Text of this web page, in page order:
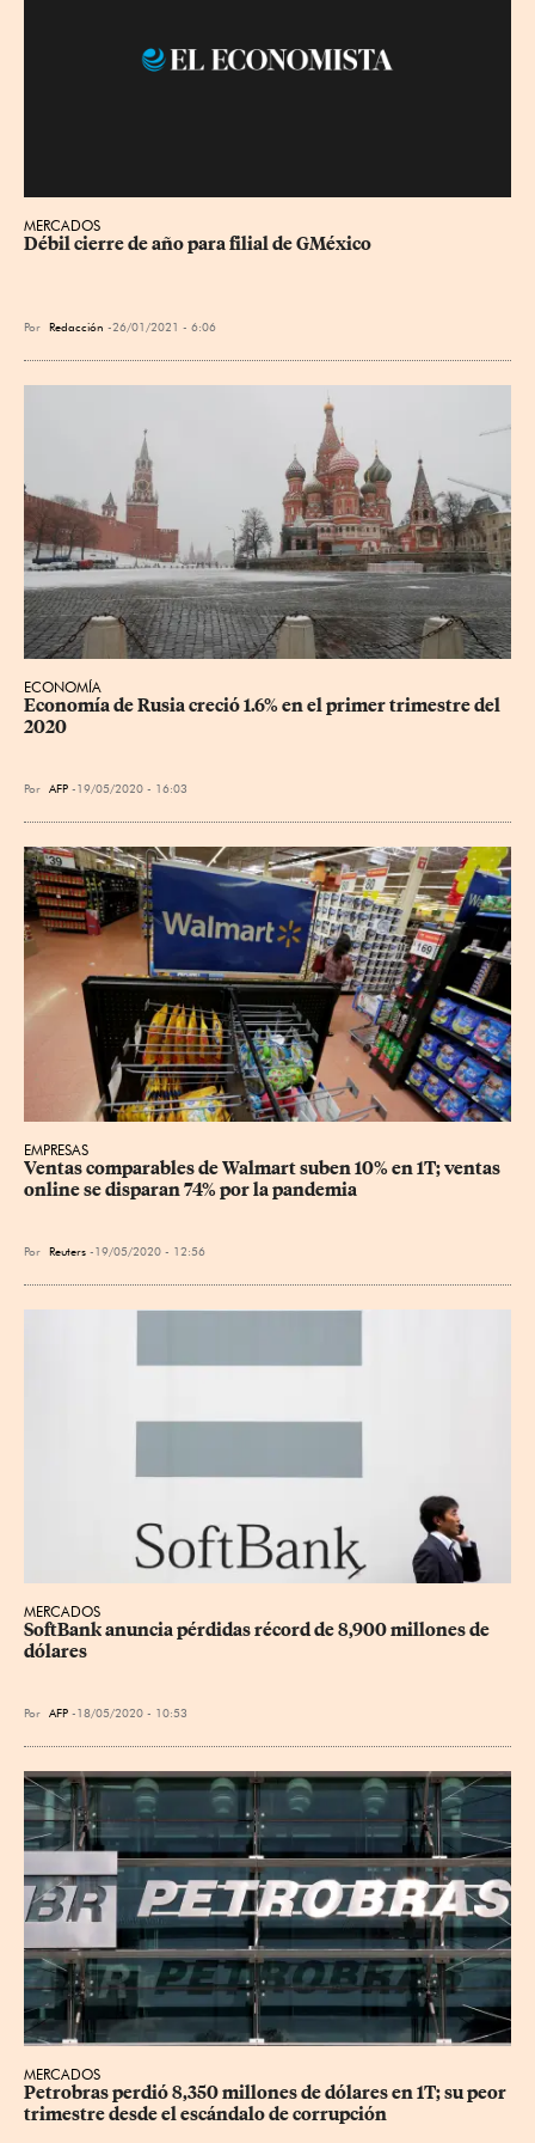
MERCADOS
Débil cierre de año para filial de GMéxico
Por Redacción 26/01/2021 - 6:06
ECONOMÍA
Economía de Rusia creció 1.6% en el primer trimestre del
2020
Por AFP 19/05/2020 - 16:03
EMPRESAS
Ventas comparables de Walmart suben 10% en 1T; ventas
online se disparan 74% por la pandemia
Por Reuters 19/05/2020 - 12:56
MERCADOS
SoftBank anuncia pérdidas récord de 8,900 millones de
dólares
Por AFP 18/05/2020 - 10:53
MERCADOS
Petrobras perdió 8,350 millones de dólares en 1T; su peor
trimestre desde el escándalo de corrupción